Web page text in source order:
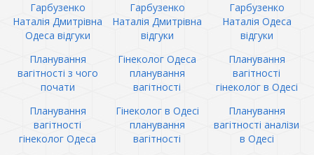
Гарбузенко
Наталія Дмитрівна
Одеса відгуки
Гарбузенко
Наталія Дмитрівна
відгуки
Гарбузенко
Наталія Одеса
відгуки
Планування
вагітності з чого
почати
Гінеколог Одеса
планування
вагітності
Планування
вагітності
гінеколог в Одесі
Планування
вагітності
гінеколог Одеса
Гінеколог в Одесі
планування
вагітності
Планування
вагітності аналізи
в Одесі